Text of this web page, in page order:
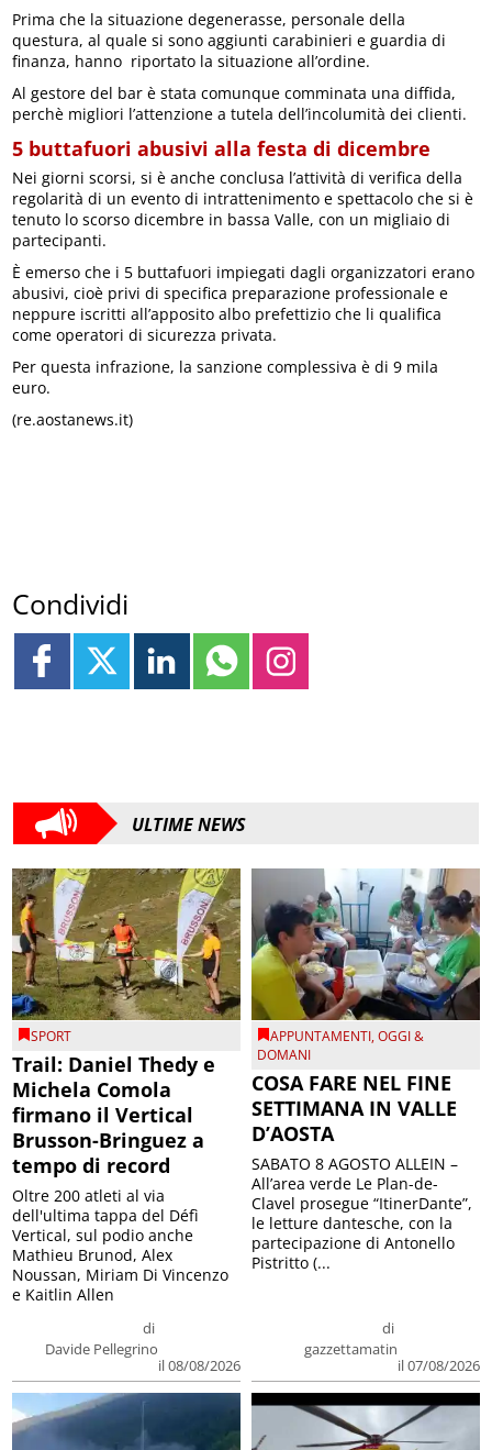
Prima che la situazione degenerasse, personale della
questura, al quale si sono aggiunti carabinieri e guardia di
finanza, hanno riportato la situazione all’ordine.
Al gestore del bar è stata comunque comminata una diffida,
perchè migliori l’attenzione a tutela dell’incolumità dei clienti.
5 buttafuori abusivi alla festa di dicembre
Nei giorni scorsi, si è anche conclusa l’attività di verifica della
regolarità di un evento di intrattenimento e spettacolo che si è
tenuto lo scorso dicembre in bassa Valle, con un migliaio di
partecipanti.
È emerso che i 5 buttafuori impiegati dagli organizzatori erano
abusivi, cioè privi di specifica preparazione professionale e
neppure iscritti all’apposito albo prefettizio che li qualifica
come operatori di sicurezza privata.
Per questa infrazione, la sanzione complessiva è di 9 mila
euro.
(re.aostanews.it)
Condividi
ULTIME NEWS
SPORT
Trail: Daniel Thedy e
Michela Comola
firmano il Vertical
Brusson-Bringuez a
tempo di record
di
Davide Pellegrino
il 08/08/2026
Oltre 200 atleti al via
dell'ultima tappa del Défì
Vertical, sul podio anche
Mathieu Brunod, Alex
Noussan, Miriam Di Vincenzo
e Kaitlin Allen
APPUNTAMENTI,OGGI &
DOMANI
COSA FARE NEL FINE
SETTIMANA IN VALLE
D’AOSTA
di
gazzettamatin
il 07/08/2026
SABATO 8 AGOSTO ALLEIN –
All’area verde Le Plan-de-
Clavel prosegue “ItinerDante”,
le letture dantesche, con la
partecipazione di Antonello
Pistritto (...